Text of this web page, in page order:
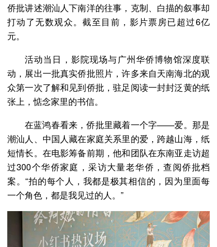
侨批讲述潮汕人下南洋的往事，克制、白描的叙事却
打动了无数观众。截至目前，影片票房已超过6亿
元。
活动当日，影院现场与广州华侨博物馆深度联
动，展出一批真实侨批照片，许多来自天南海北的观
众第一次了解和见到侨批，驻足阅读一封封泛黄的纸
张上，惦念家里的书信。
在蓝鸿春看来，侨批里藏着一个字——爱。那是
潮汕人、中国人藏在家庭关系里的爱，跨越山海，纸
短情长。在电影筹备前期，他和团队在东南亚走访超
过300个华侨家庭，采访大量老华侨，查阅侨批档
案。“拍的每个人，我都是极其相信的，因为里面每
一个角色，都是我见过的人。”